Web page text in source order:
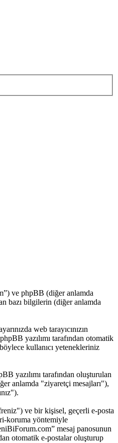
ve phpBB (diğer anlamda
bazı bilgilerin (diğer anlamda
web tarayıcınızın
yazılımı tarafından otomatik
kullanıcı yetenekleriniz
yazılımı tarafından oluşturulan
anlamda "ziyaretçi mesajları"),
ve bir kişisel, geçerli e-posta
koruma yöntemiyle
mesaj panosunun
otomatik e-postalar oluşturup